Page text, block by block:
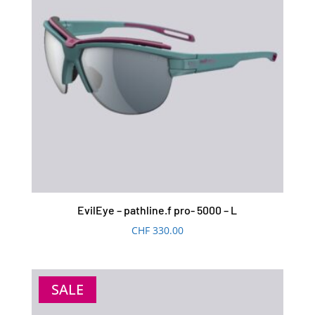
EvilEye – pathline.f pro- 5000 – L
CHF330.00
SALE